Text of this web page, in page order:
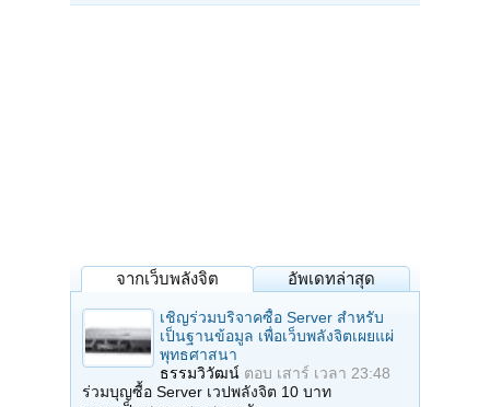
จากเว็บพลังจิต อัพเดทล่าสุด
เชิญร่วมบริจาคซื้อ Server สำหรับ
เป็นฐานข้อมูล เพื่อเว็บพลังจิตเผยแผ่
พุทธศาสนา
ธรรมวิวัฒน์ ตอบ เสาร์ เวลา 23:48
ร่วมบุญซื้อ Server เวปพลังจิต 10 บาท